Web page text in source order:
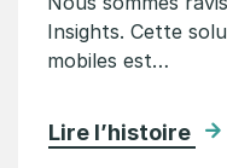
Insights. Cette
mobiles est…
Lire l’histoire